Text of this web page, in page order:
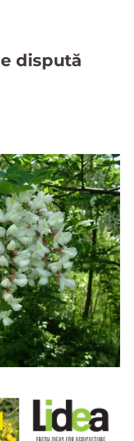
dispută